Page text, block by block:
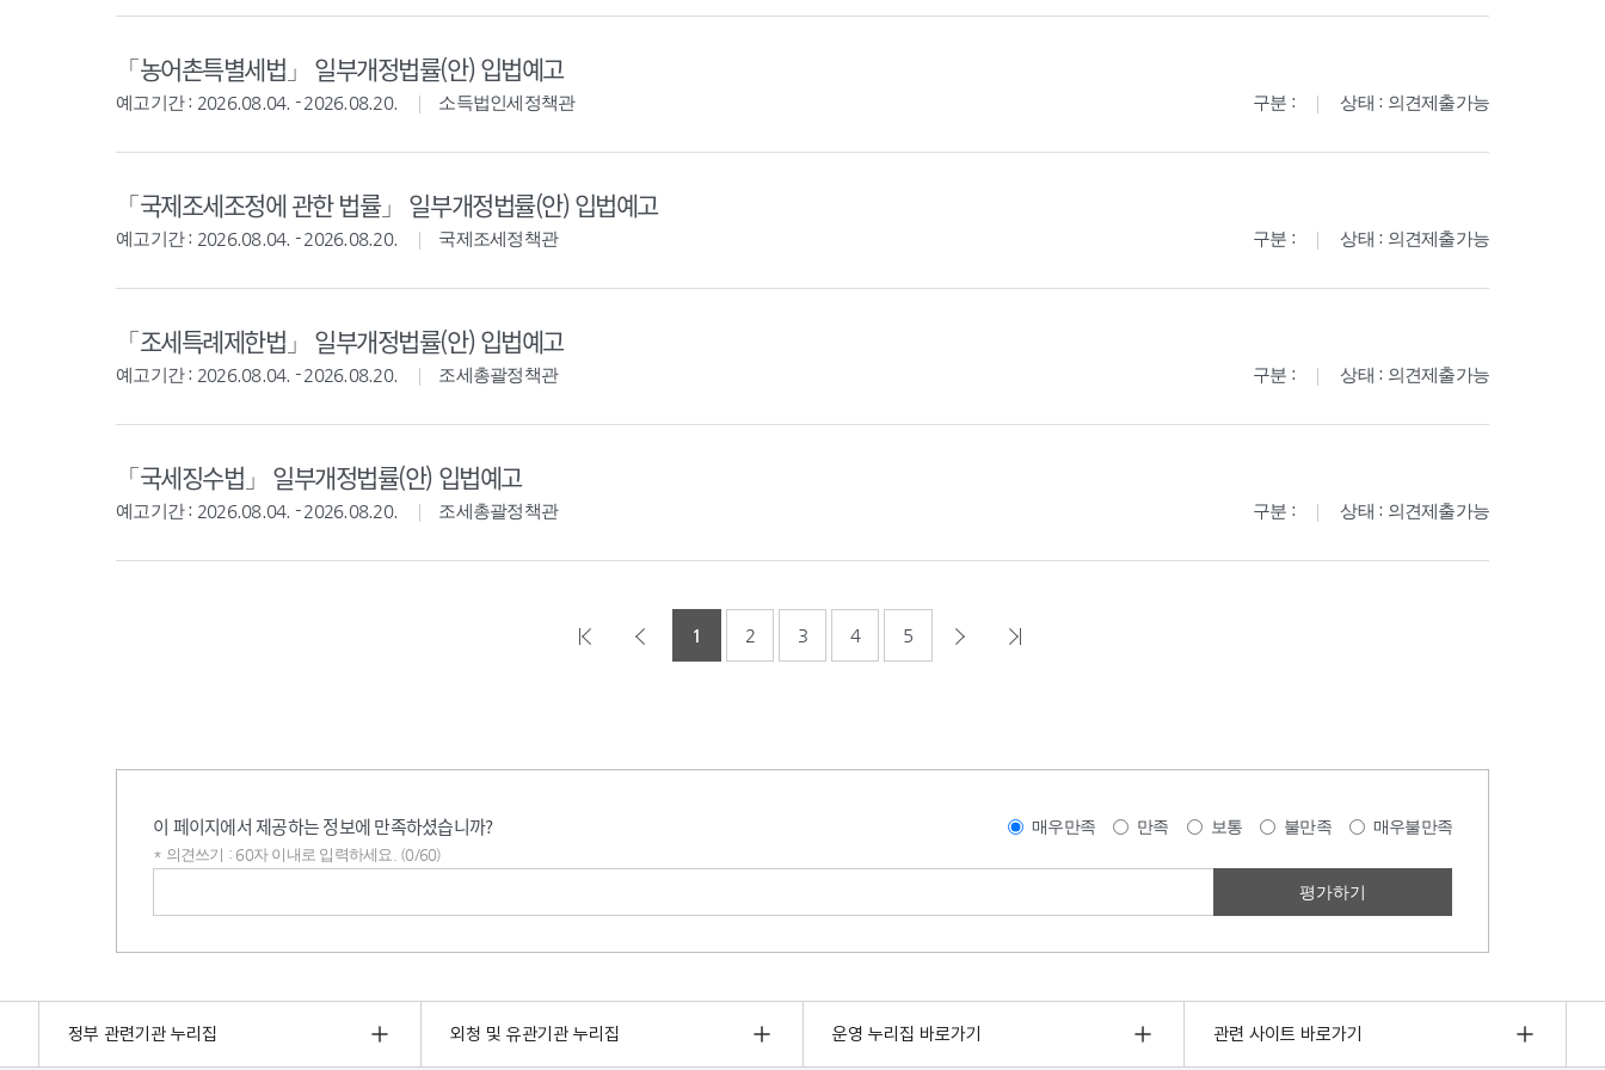
「농어촌특별세법」 일부개정법률(안) 입법예고
예고기간 : 2026.08.04. - 2026.08.20. 소득법인세정책관 구분 : 상태 : 의견제출가능
「국제조세조정에 관한 법률」 일부개정법률(안) 입법예고
예고기간 : 2026.08.04. - 2026.08.20. 국제조세정책관 구분 : 상태 : 의견제출가능
「조세특례제한법」 일부개정법률(안) 입법예고
예고기간 : 2026.08.04. - 2026.08.20. 조세총괄정책관 구분 : 상태 : 의견제출가능
「국세징수법」 일부개정법률(안) 입법예고
예고기간 : 2026.08.04. - 2026.08.20. 조세총괄정책관 구분 : 상태 : 의견제출가능
1 2 3 4 5
이 페이지에서 제공하는 정보에 만족하셨습니까? 매우만족 만족 보통 불만족 매우불만족
* 의견쓰기 : 60자 이내로 입력하세요. (0/60)
정부 관련기관 누리집 외청 및 유관기관 누리집 운영 누리집 바로가기 관련 사이트 바로가기